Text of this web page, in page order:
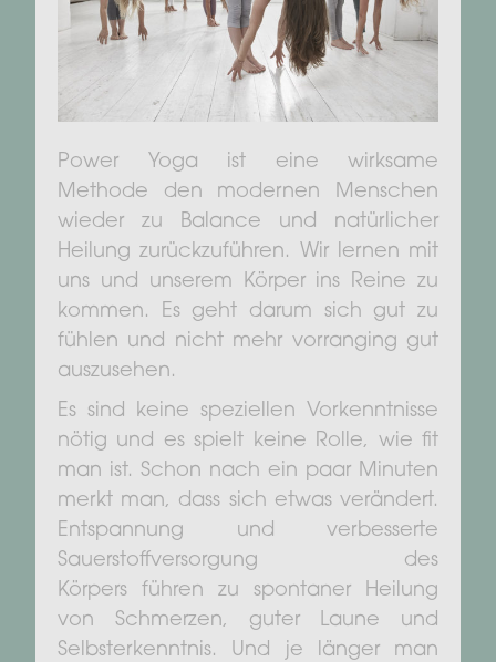
Power Yoga ist eine wirksame
Methode den modernen Menschen
wieder zu Balance und natürlicher
Heilung zurückzuführen. Wir lernen mit
uns und unserem Körper ins Reine zu
kommen. Es geht darum sich gut zu
fühlen und nicht mehr vorranging gut
auszusehen.
Es sind keine speziellen Vorkenntnisse
nötig und es spielt keine Rolle, wie fit
man ist. Schon nach ein paar Minuten
merkt man, dass sich etwas verändert.
Entspannung und verbesserte
Sauerstoffversorgung des
Körpers führen zu spontaner Heilung
von Schmerzen, guter Laune und
Selbsterkenntnis. Und je länger man